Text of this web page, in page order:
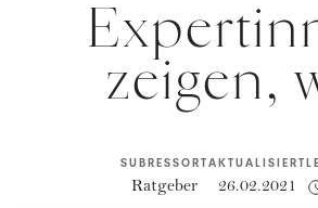
zeigen,
SUBRESSORT
Ratgeber
AKTUALISIERT
26.02.2021